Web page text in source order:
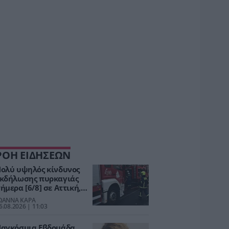
ΕΙΔΗΣΕΩΝ
υψηλός κίνδυνος
πυρκαγιάς
[6/8] σε Αττική,
και Βοιωτία
ΚΑΡΑ
| 11:03